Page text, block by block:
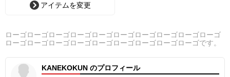
アイテムを変更
ローゴローゴローゴローゴローゴローゴローゴローゴローゴローゴ
ローゴローゴローゴローゴローゴローゴローゴローゴローゴです。
KANEKOKUN のプロフィール